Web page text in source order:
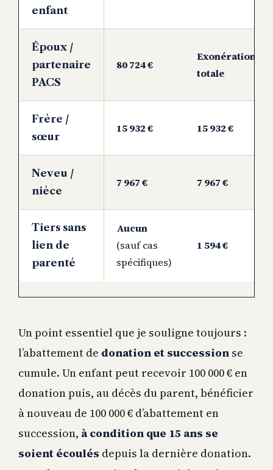
enfant
Époux /
partenaire
PACS
80 724 €
Exonération
totale
Frère /
sœur
15 932 € 15 932 €
Neveu /
nièce
7 967 € 7 967 €
Tiers sans
lien de
parenté
Aucun
(sauf cas
spécifiques)
1 594 €
Un point essentiel que je souligne toujours :
l’abattement de donation et successionse
cumule. Un enfant peut recevoir 100 000 € en
donation puis, au décès du parent, bénéficier
à nouveau de 100 000 € d’abattement en
succession, à condition que 15 ans se
soient écoulés depuis la dernière donation.